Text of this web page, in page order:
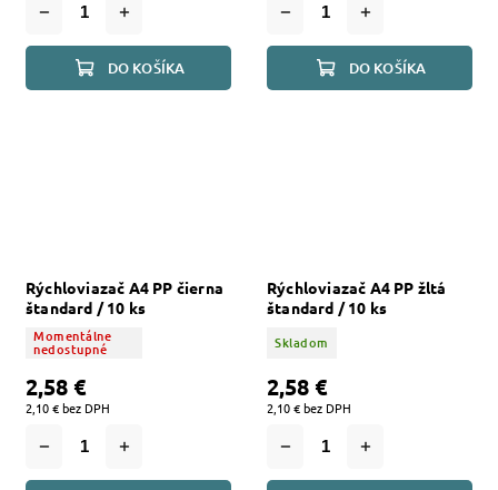
DO KOŠÍKA DO KOŠÍKA
Rýchloviazač A4 PP čierna
štandard / 10 ks
Momentálne
nedostupné
2,10 € bez DPH
2,58 €
Rýchloviazač A4 PP žltá
štandard / 10 ks
Skladom
2,10 € bez DPH
2,58 €